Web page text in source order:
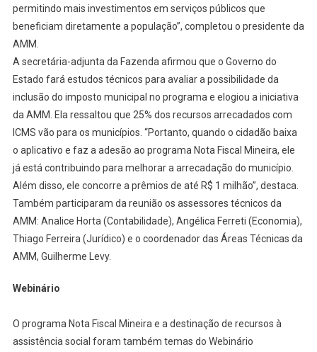
permitindo mais investimentos em serviços públicos que
beneficiam diretamente a população”, completou o presidente da
AMM.
A secretária-adjunta da Fazenda afirmou que o Governo do
Estado fará estudos técnicos para avaliar a possibilidade da
inclusão do imposto municipal no programa e elogiou a iniciativa
da AMM. Ela ressaltou que 25% dos recursos arrecadados com
ICMS vão para os municípios. “Portanto, quando o cidadão baixa
o aplicativo e faz a adesão ao programa Nota Fiscal Mineira, ele
já está contribuindo para melhorar a arrecadação do município.
Além disso, ele concorre a prêmios de até R$ 1 milhão”, destaca.
Também participaram da reunião os assessores técnicos da
AMM: Analice Horta (Contabilidade), Angélica Ferreti (Economia),
Thiago Ferreira (Jurídico) e o coordenador das Áreas Técnicas da
AMM, Guilherme Levy.
Webinário
O programa Nota Fiscal Mineira e a destinação de recursos à
assistência social foram também temas do Webinário